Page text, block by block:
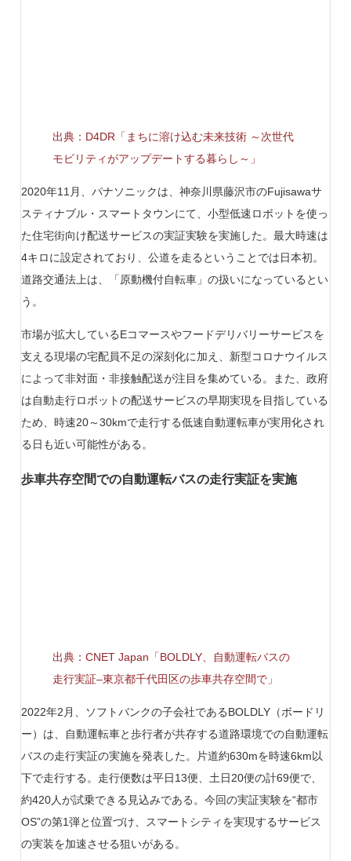
出典：D4DR「まちに溶け込む未来技術 ～次世代
モビリティがアップデートする暮らし～」
2020年11月、パナソニックは、神奈川県藤沢市のFujisawaサ
スティナブル・スマートタウンにて、小型低速ロボットを使っ
た住宅街向け配送サービスの実証実験を実施した。最大時速は
4キロに設定されており、公道を走るということでは日本初。
道路交通法上は、「原動機付自転車」の扱いになっているとい
う。
市場が拡大しているEコマースやフードデリバリーサービスを
支える現場の宅配員不足の深刻化に加え、新型コロナウイルス
によって非対面・非接触配送が注目を集めている。また、政府
は自動走行ロボットの配送サービスの早期実現を目指している
ため、時速20～30kmで走行する低速自動運転車が実用化され
る日も近い可能性がある。
歩車共存空間での自動運転バスの走行実証を実施
出典：CNET Japan「BOLDLY、自動運転バスの
走行実証–東京都千代田区の歩車共存空間で」
2022年2月、ソフトバンクの子会社であるBOLDLY（ボードリ
ー）は、自動運転車と歩行者が共存する道路環境での自動運転
バスの走行実証の実施を発表した。片道約630mを時速6km以
下で走行する。走行便数は平日13便、土日20便の計69便で、
約420人が試乗できる見込みである。今回の実証実験を“都市
OS”の第1弾と位置づけ、スマートシティを実現するサービス
の実装を加速させる狙いがある。